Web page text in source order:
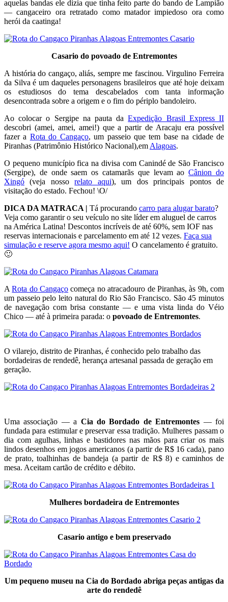
aquelas bandas ele dizia que tinha feito parte do bando de Lampião
— cangaceiro ora retratado como matador impiedoso ora como
herói da caatinga!
Casario do povoado de Entremontes
A história do cangaço, aliás, sempre me fascinou. Virgulino Ferreira
da Silva é um daqueles personagens brasileiros que até hoje deixam
os estudiosos do tema descabelados com tanta informação
desencontrada sobre a origem e o fim do périplo bandoleiro.
Ao colocar o Sergipe na pauta daExpedição Brasil Express II
descobri (amei, amei, amei!) que a partir de Aracaju era possível
fazer a Rota do Cangaço, um passeio que tem base na cidade de
Piranhas (Patrimônio Histórico Nacional),em Alagoas.
O pequeno município fica na divisa com Canindé de São Francisco
(Sergipe), de onde saem os catamarãs que levam aoCânion do
Xingó (veja nossorelato aqui), um dos principais pontos de
visitação do estado. Fechou! \O/
DICA DA MATRACA | Tá procurando carro para alugar barato?
Veja como garantir o seu veículo no site líder em aluguel de carros
na América Latina! Descontos incríveis de até 60%, sem IOF nas
reservas internacionais e parcelamento em até 12 vezes. Faça sua
simulação e reserve agora mesmo aqui! O cancelamento é gratuito.
🙂
ARota do Cangaço começa no atracadouro de Piranhas, às 9h, com
um passeio pelo leito natural do Rio São Francisco. São 45 minutos
de navegação com brisa constante — e uma vista linda do Véio
Chico — até à primeira parada: o povoado de Entremontes.
O vilarejo, distrito de Piranhas, é conhecido pelo trabalho das
bordadeiras de rendedê, herança artesanal passada de geração em
geração.
Uma associação — a Cia do Bordado de Entremontes — foi
fundada para estimular e preservar essa tradição. Mulheres passam o
dia com agulhas, linhas e bastidores nas mãos para criar os mais
lindos desenhos em jogos americanos (a partir de R$ 16 cada), pano
de prato, toalhinhas de bandeja (a partir de R$ 8) e caminhos de
mesa. Aceitam cartão de crédito e débito.
Mulheres bordadeira de Entremontes
Casario antigo e bem preservado
Um pequeno museu na Cia do Bordado abriga peças antigas da
arte do rendedê